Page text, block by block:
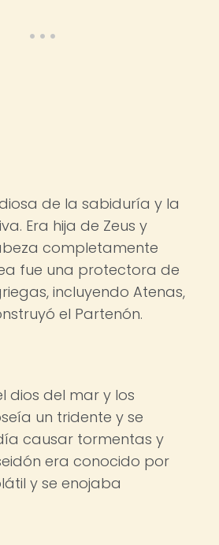
de la sabiduría y la
Era hija de Zeus y
completamente
fue una protectora de
incluyendo Atenas,
el Partenón.
dios del mar y los
un tridente y se
causar tormentas y
era conocido por
y se enojaba